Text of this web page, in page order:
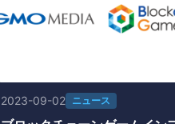
2023-09-02 ニュース